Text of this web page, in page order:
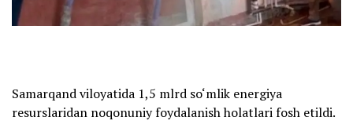
Samarqand viloyatida 1,5 mlrd so‘mlik energiya
resurslaridan noqonuniy foydalanish holatlari fosh etildi.